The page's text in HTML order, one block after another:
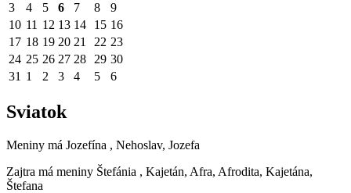
3
4 5 6 7 8
9
10 11 12 13 14 15 16
17 18 19 20 21 22 23
24 25 26 27 28 29 30
31 1 2 3 4 5 6
Sviatok
Meniny má Jozefína , Nehoslav, Jozefa
Zajtra má meniny Štefánia , Kajetán, Afra, Afrodita, Kajetána,
Štefana